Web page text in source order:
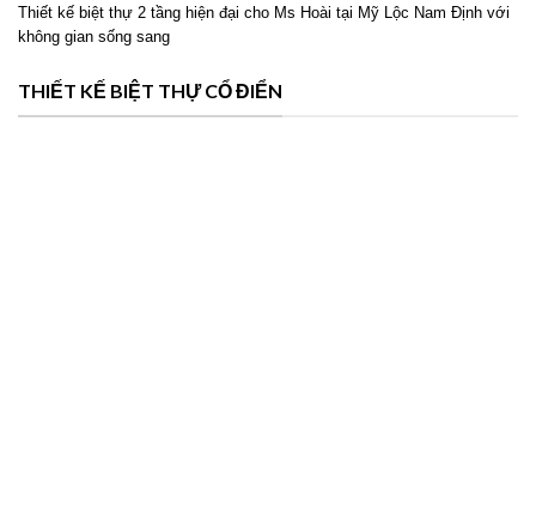
Thiết kế biệt thự 2 tầng hiện đại cho Ms Hoài tại Mỹ Lộc Nam Định với
không gian sống sang
THIẾT KẾ BIỆT THỰ CỔ ĐIỂN